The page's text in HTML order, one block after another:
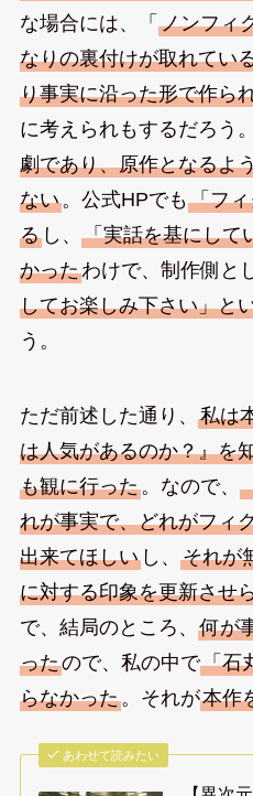
な場合には、「 ノンフィ
なりの裏付けが取れてい
り事実に沿った形で作ら
に考えられもするだろう
劇であり、原作となるよ
ない。公式HPでも「フ
るし、 「実話を基にして
かったわけで、制作側と
してお楽しみ下さい」と
う。
ただ前述した通り、 私は
は人気があるのか？』を
も観に行った。なので、
れが事実で、どれがフィ
出来てほしいし、 それが
に対する印象を更新させ
で、結局のところ、 何が
ったので、私の中で「石
らなかった。それが本作
あわせて読みたい